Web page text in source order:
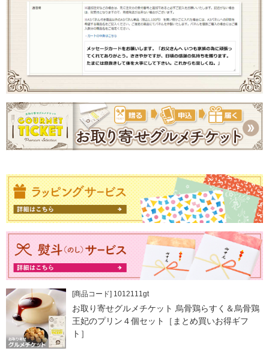
[商品コード] 1012111gt
お取り寄せグルメチケット 烏骨鶏らすく＆烏骨鶏
王妃のプリン４個セット［まとめ買いお得ギフ
ト］